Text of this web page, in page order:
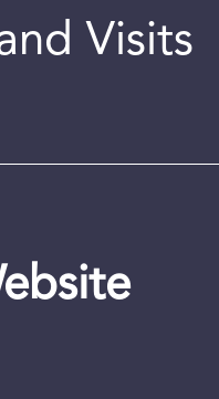
Visits